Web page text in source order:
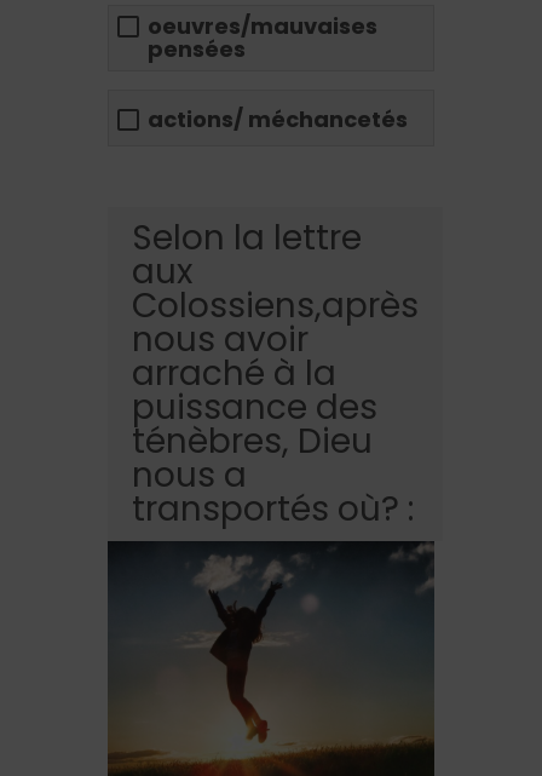
oeuvres/mauvaises
pensées
actions/ méchancetés
Selon la lettre
aux
Colossiens,après
nous avoir
arraché à la
puissance des
ténèbres, Dieu
nous a
transportés où? :